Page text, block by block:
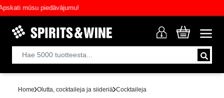
mūsu piedāvājumu!
Home Olutta, cocktaileja ja siideriä Cocktaileja